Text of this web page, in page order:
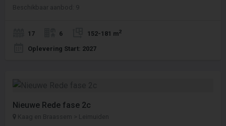
Beschikbaar aanbod: 9
17 6 152-181 m2
Oplevering Start: 2027
Nieuwe Rede fase 2c
Kaag en Braassem > Leimuiden